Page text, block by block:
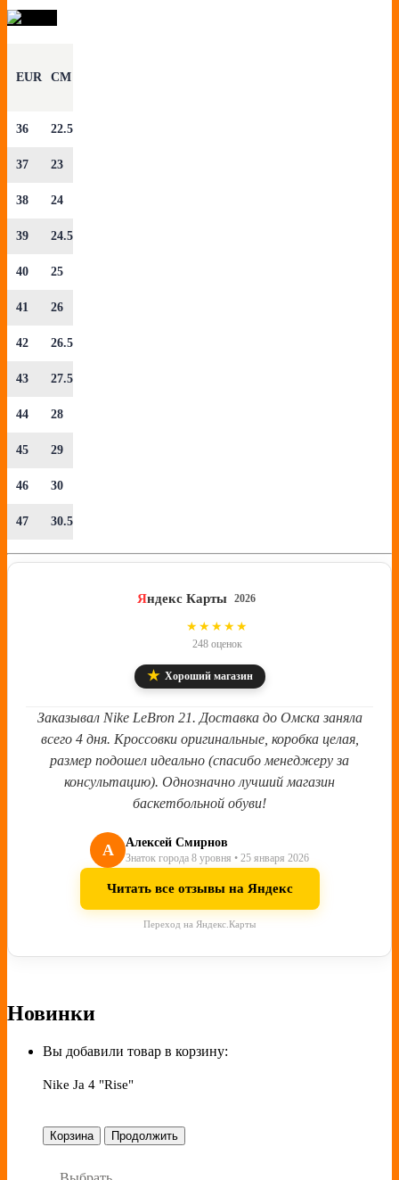
EUR CM
36 22.5
37 23
38 24
39 24.5
40 25
41 26
42 26.5
43 27.5
44 28
45 29
46 30
47 30.5
Яндекс Карты 2026
★★★★★
248 оценок
★ Хороший магазин
Заказывал Nike LeBron 21. Доставка до Омска заняла
всего 4 дня. Кроссовки оригинальные, коробка целая,
размер подошел идеально (спасибо менеджеру за
консультацию). Однозначно лучший магазин
баскетбольной обуви!
А Алексей Смирнов
Знаток города 8 уровня • 25 января 2026
Читать все отзывы на Яндекс
Переход на Яндекс.Карты
Новинки
Вы добавили товар в корзину:
Nike Ja 4 "Rise"
Корзина Продолжить